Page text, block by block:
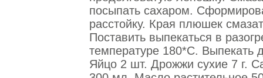
посыпать сахаром.
расстойку. Края плюшек
Поставить выпекаться в
температуре 180*С. Выпекать
Яйцо 2 шт. Дрожжи сухие 7 г.